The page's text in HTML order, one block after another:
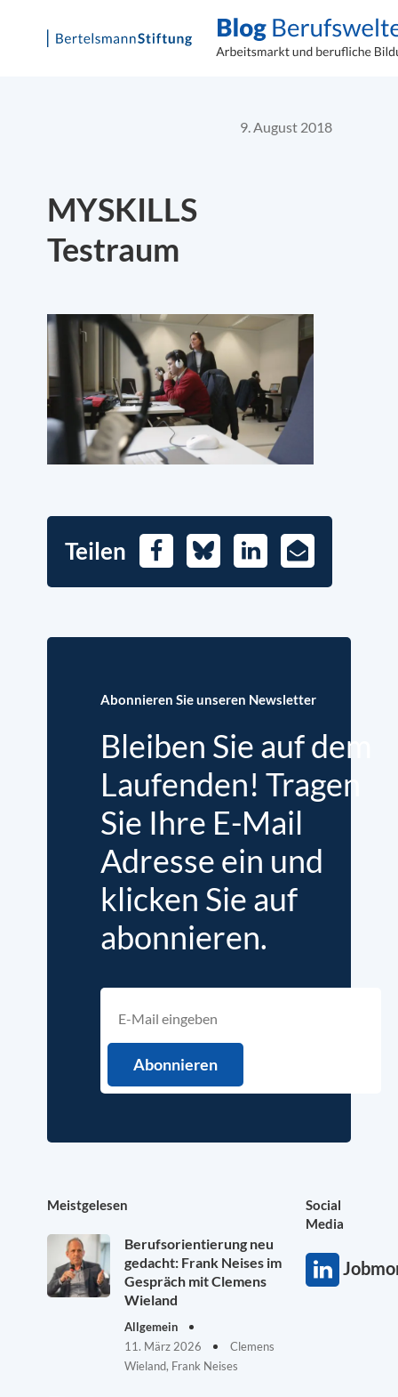
9. August 2018
MYSKILLS
Testraum
Teilen FacebookBlueskyLinkedIn
E-
Mail
Abonnieren Sie unseren Newsletter
Bleiben Sie auf dem
Laufenden! Tragen
Sie Ihre E-Mail
Adresse ein und
klicken Sie auf
abonnieren.
Meistgelesen
Berufsorientierung neu
gedacht: Frank Neises im
Gespräch mit Clemens
Wieland
Allgemein
11. März 2026
Clemens
Wieland, Frank Neises
Social
Media